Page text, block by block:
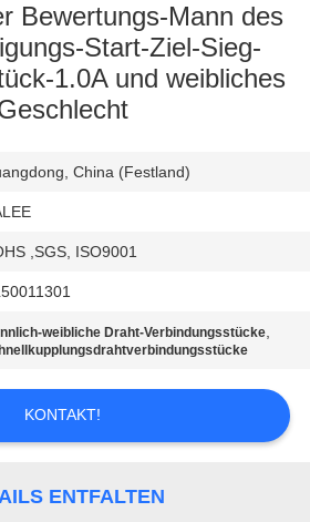
Bewertungs-Mann des
Start-Ziel-Sieg-
1.0A und weibliches
China (Festland)
,SGS, ISO9001
weibliche Draht-Verbindungsstücke,
KONTAKT!
ENTFALTEN